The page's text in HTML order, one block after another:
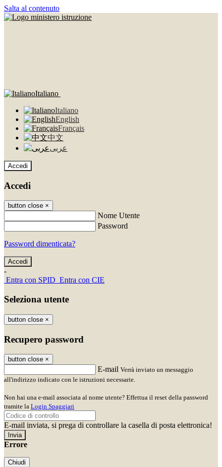
Salta al contenuto
Italiano
Italiano
English
Français
中文
عربى
Accedi
Accedi
button close ×
Nome Utente
Password
Password dimenticata?
-
Entra con SPID Entra con CIE
Seleziona utente
button close ×
Recupero password
button close ×
E-mail Verrà inviato un messaggio
all'indirizzo indicato con le istruzioni necessarie.
Non hai una e-mail associata al nome utente? Effettua il reset della password
tramite la Login Spaggiari
E-mail inviata, si prega di controllare la casella di posta elettronica!
Errore
Chiudi